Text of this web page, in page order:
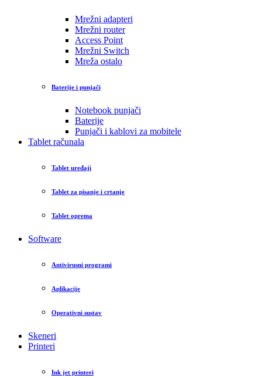
Mrežni adapteri
Mrežni router
Access Point
Mrežni Switch
Mreža ostalo
Baterije i punjači
Notebook punjači
Baterije
Punjači i kablovi za mobitele
Tablet računala
Tablet uređaji
Tablet za pisanje i crtanje
Tablet oprema
Software
Antivirusni programi
Aplikacije
Operativni sustav
Skeneri
Printeri
Ink jet printeri